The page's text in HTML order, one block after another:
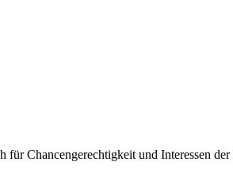
Chancengerechtigkeit und Interessen